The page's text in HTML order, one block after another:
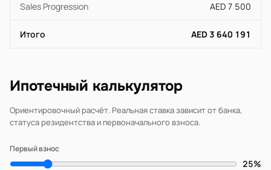
Sales Progression AED 7 500
Итого AED 3 640 191
Ипотечный калькулятор
Ориентировочный расчёт. Реальная ставка зависит от банка,
статуса резидентства и первоначального взноса.
Первый взнос
25%